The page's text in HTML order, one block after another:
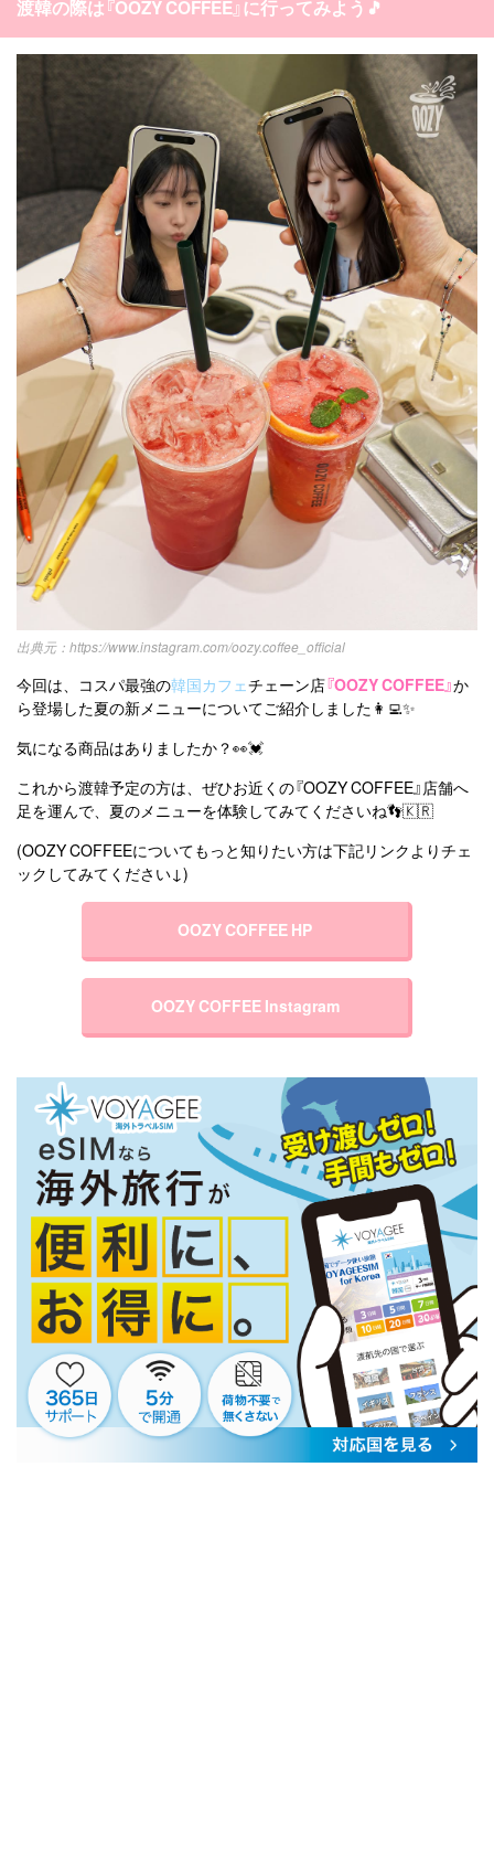
渡韓の際は『OOZY COFFEE』に行ってみよう🎵
https://www.instagram.com/oozy.coffee_official
今回は、コスパ最強の韓国カフェチェーン店『OOZY COFFEE』か
ら登場した夏の新メニューについてご紹介しました👩‍💻✨
気になる商品はありましたか？👀💓
これから渡韓予定の方は、ぜひお近くの『OOZY COFFEE』店舗へ
足を運んで、夏のメニューを体験してみてくださいね👣🇰🇷
(OOZY COFFEEについてもっと知りたい方は下記リンクよりチェ
ックしてみてください↓)
OOZY COFFEE HP
OOZY COFFEE Instagram